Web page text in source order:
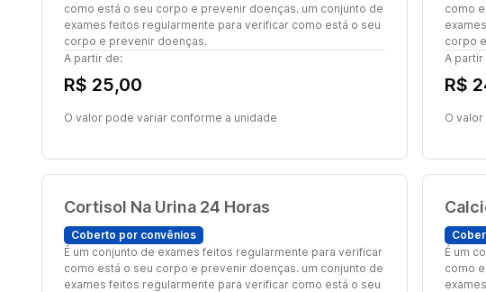
como está o seu corpo e prevenir doenças. um conjunto de
exames feitos regularmente para verificar como está o seu
corpo e prevenir doenças.
A partir de:
R$ 25,00
O valor pode variar conforme a unidade
como
corpo
A partir
R$
O
Cortisol Na Urina 24 Horas
Coberto por convênios
É um conjunto de exames feitos regularmente para verificar
como está o seu corpo e prevenir doenças. um conjunto de
exames feitos regularmente para verificar como está o seu
É um
como